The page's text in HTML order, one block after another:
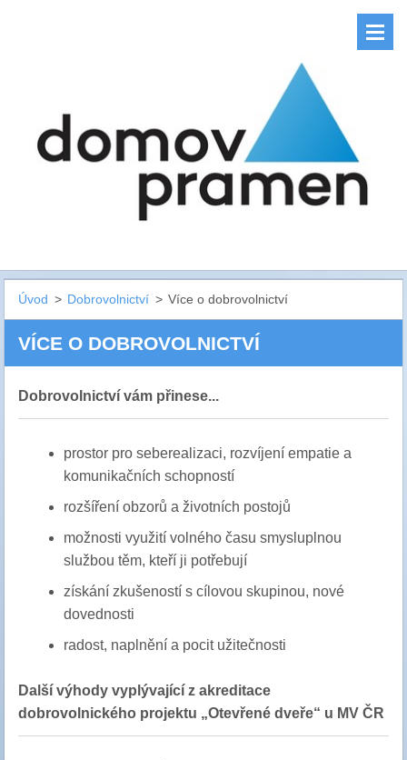
Úvod > Dobrovolnictví > Více o dobrovolnictví
VÍCE O DOBROVOLNICTVÍ
Dobrovolnictví vám přinese...
prostor pro seberealizaci, rozvíjení empatie a
komunikačních schopností
rozšíření obzorů a životních postojů
možnosti využití volného času smysluplnou
službou těm, kteří ji potřebují
získání zkušeností s cílovou skupinou, nové
dovednosti
radost, naplnění a pocit užitečnosti
Další výhody vyplývající z akreditace
dobrovolnického projektu „Otevřené dveře“ u MV ČR